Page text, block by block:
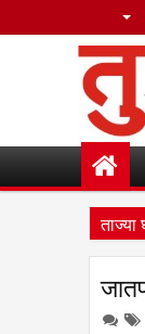
ताज्या
लांडग्यांचा कळप